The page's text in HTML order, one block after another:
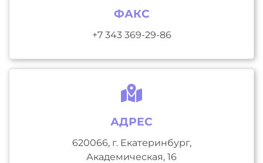
ФАКС
+7 343 369-29-86
АДРЕС
620066, г. Екатеринбург,
Академическая, 16